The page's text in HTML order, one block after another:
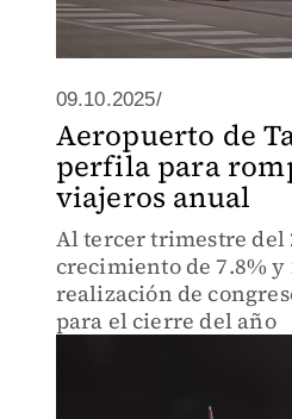
09.10.2025/
Aeropuerto de
perfila para
viajeros anual
Al tercer trimestre del
crecimiento de 7.8%
realización de
para el cierre del año